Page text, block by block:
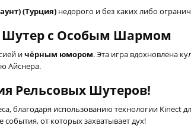
(Турция) недорого и без каких либо
Шутер с Особым Шармом
ичёрным юмором. Эта игра вдохновлена
Айснера.
Рельсовых Шутеров!
благодаря использованию технологии
от которых захватывает дух!